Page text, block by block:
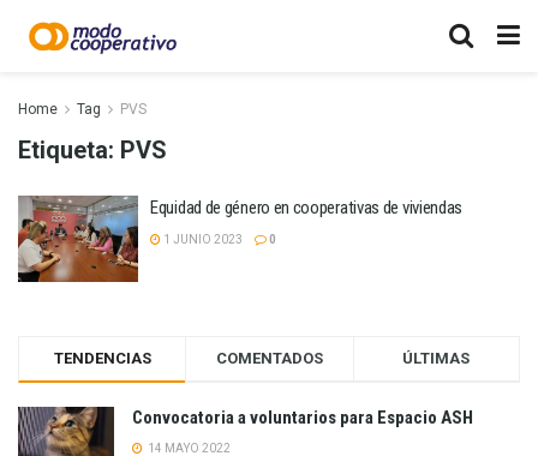
Home Tag PVS
Etiqueta: PVS
Equidad de género en cooperativas de viviendas
1 JUNIO 2023 0
TENDENCIAS COMENTADOS ÚLTIMAS
Convocatoria a voluntarios para Espacio ASH
14 MAYO 2022